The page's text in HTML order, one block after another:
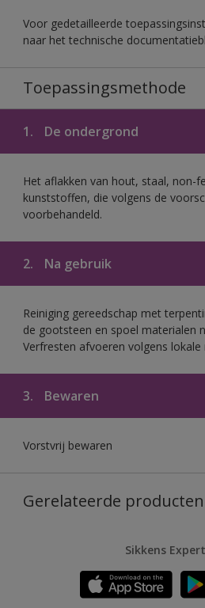
Voor gedetailleerde
naar het technische
Toepassingsmethode
1. De ondergrond
Het aflakken van hout, staal, non-
kunststoffen, die volgens de
voorbehandeld.
2. Na gebruik
Reiniging gereedschap met
de gootsteen en spoel materialen
Verfresten afvoeren volgens lokale
3. Bewaren
Vorstvrij bewaren
Gerelateerde producten
Sikkens